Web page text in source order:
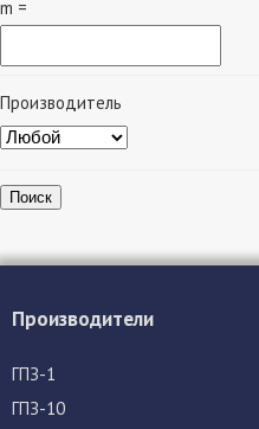
m =
Производитель
Поиск
Производители
ГПЗ-1
ГПЗ-10